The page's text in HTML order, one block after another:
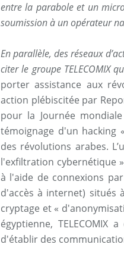
entre la parabole et un
soumission à un opérateur
En parallèle, des réseaux
citer le groupe TELECOMIX
porter assistance aux
action plébiscitée par
pour la Journée
témoignage d'un hacking
des révolutions arabes.
l'exfiltration cybernétique
à l'aide de connexions
d'accès à internet) situés
cryptage et «
égyptienne, TELECOMIX
d'établir des